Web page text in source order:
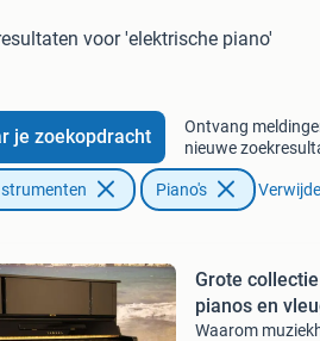
voor 'elektrische piano'
je zoekopdracht
Ontvang
nieuwe
Piano's
Grote
pianos en
Waarom